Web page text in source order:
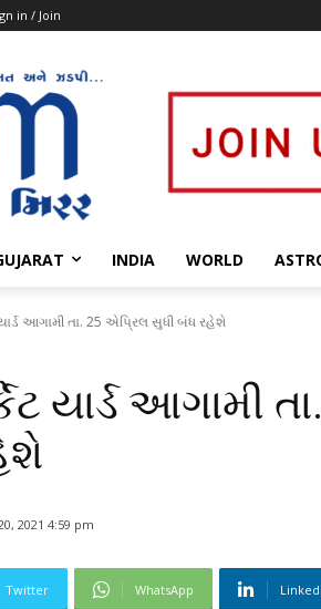
in / Join
INDIA WORLD
યાર્ડ આગામી તા. 25 એપ્રિલ સુધી બંધ રહેશે
યાર્ડ આગામી
2021 4:59 pm
Twitter WhatsApp